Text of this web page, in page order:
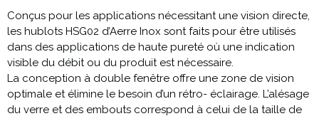
Conçus pour les applications nécessitant une vision directe,
les hublots HSG02 d’Aerre Inox sont faits pour être utilisés
dans des applications de haute pureté où une indication
visible du débit ou du produit est nécessaire.
La conception à double fenêtre offre une zone de vision
optimale et élimine le besoin d’un rétro- éclairage. L’alésage
du verre et des embouts correspond à celui de la taille de